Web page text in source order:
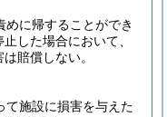
に帰することができ
した場合において、
賠償しない。
て施設に損害を与えた